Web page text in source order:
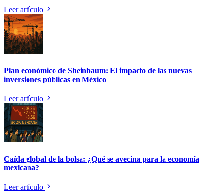
Leer artículo
Plan económico de Sheinbaum: El impacto de las nuevas
inversiones públicas en México
Leer artículo
Caída global de la bolsa: ¿Qué se avecina para la economía
mexicana?
Leer artículo